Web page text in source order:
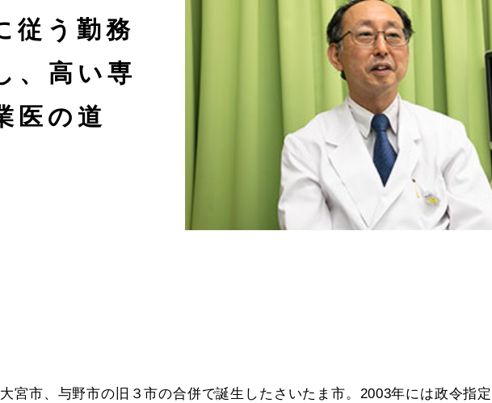
従う勤務
、高い専
医の道
宮市、与野市の旧３市の合併で誕生したさいたま市。2003年には政令指定